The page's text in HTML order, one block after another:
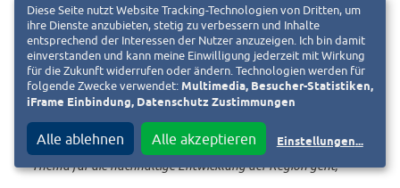
„Der Podcast bietet uns die Möglichkeit, neue Formen der
Wissensvermittlung zu erproben. Hier geht es nicht ums
‚Beibringen‘ oder ‚Belehren‘, sondern um neue Perspektiven
und um den Spaß am Zuhören“, meint Nicole Saenger,
Vizepräsidentin für Forschung und Nachhaltige Entwicklung
der Hochschule Darmstadt (h_da). Dass es im Podcast auch
noch um die Mobilitätswende – und damit um ein wichtiges
Thema für die nachhaltige Entwicklung der Region geht,
Diese Seite nutzt Website Tracking-Technologien von Dritten, um
ihre Dienste anzubieten, stetig zu verbessern und Inhalte
entsprechend der Interessen der Nutzer anzuzeigen. Ich bin damit
einverstanden und kann meine Einwilligung jederzeit mit Wirkung
für die Zukunft widerrufen oder ändern. Technologien werden für
folgende Zwecke verwendet: Multimedia, Besucher-Statistiken,
iFrame Einbindung, Datenschutz Zustimmungen
Alle ablehnen Alle akzeptieren Einstellungen...